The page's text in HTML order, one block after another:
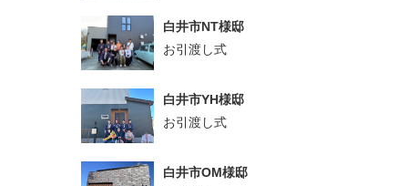
白井市NT様邸
お引渡し式
白井市YH様邸
お引渡し式
白井市OM様邸